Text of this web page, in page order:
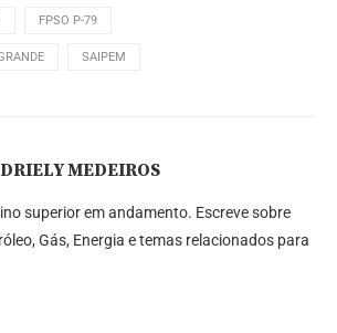
FPSO P-79
SAIPEM
MEDEIROS
superior em andamento. Escreve sobre
Gás, Energia e temas relacionados para